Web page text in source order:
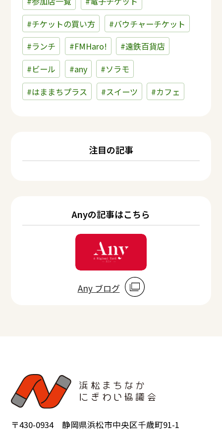
#チケットの買い方
#バウチャーチケット
#ランチ
#FMHaro!
#遠鉄百貨店
#ビール
#any
#ソラモ
#はままちプラス
#スイーツ #カフェ
注目の記事
Anyの記事はこちら
Any ブログ
〒430-0934 静岡県浜松市中央区千歳町91-1